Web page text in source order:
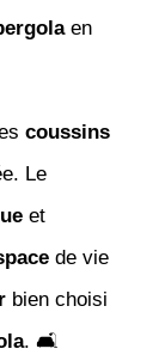
en
coussins
Le
et
de vie
bien choisi
. 🛋️